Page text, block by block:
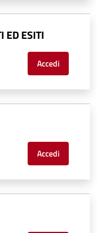
ED ESITI
Accedi
Accedi